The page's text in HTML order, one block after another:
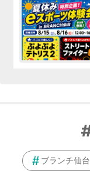
ブランチ仙台